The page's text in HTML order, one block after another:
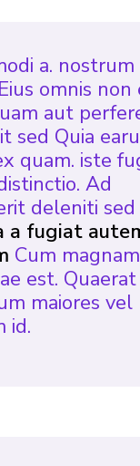
a. nostrum
omnis non
aut
sed Quia
quam. iste
Ad
deleniti sed
a fugiat
Cum
est.
maiores vel
id.